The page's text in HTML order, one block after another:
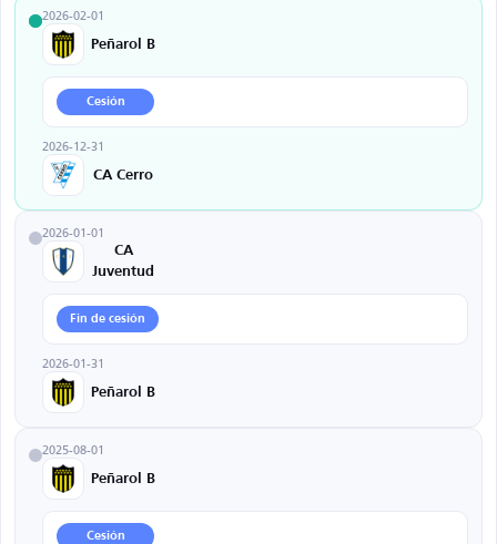
2026-02-01
Peñarol B
Cesión
2026-12-31
CA Cerro
2026-01-01
CA
Juventud
Fin de cesión
2026-01-31
Peñarol B
2025-08-01
Peñarol B
Cesión